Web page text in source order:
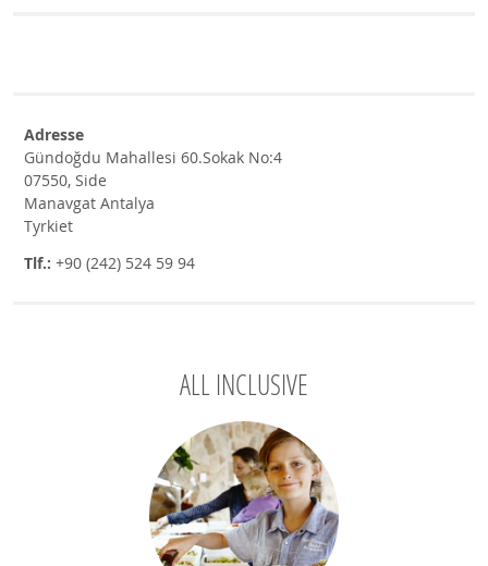
Adresse
Gündoğdu Mahallesi 60.Sokak No:4
07550, Side
Manavgat Antalya
Tyrkiet
Tlf.: +90 (242) 524 59 94
ALL INCLUSIVE